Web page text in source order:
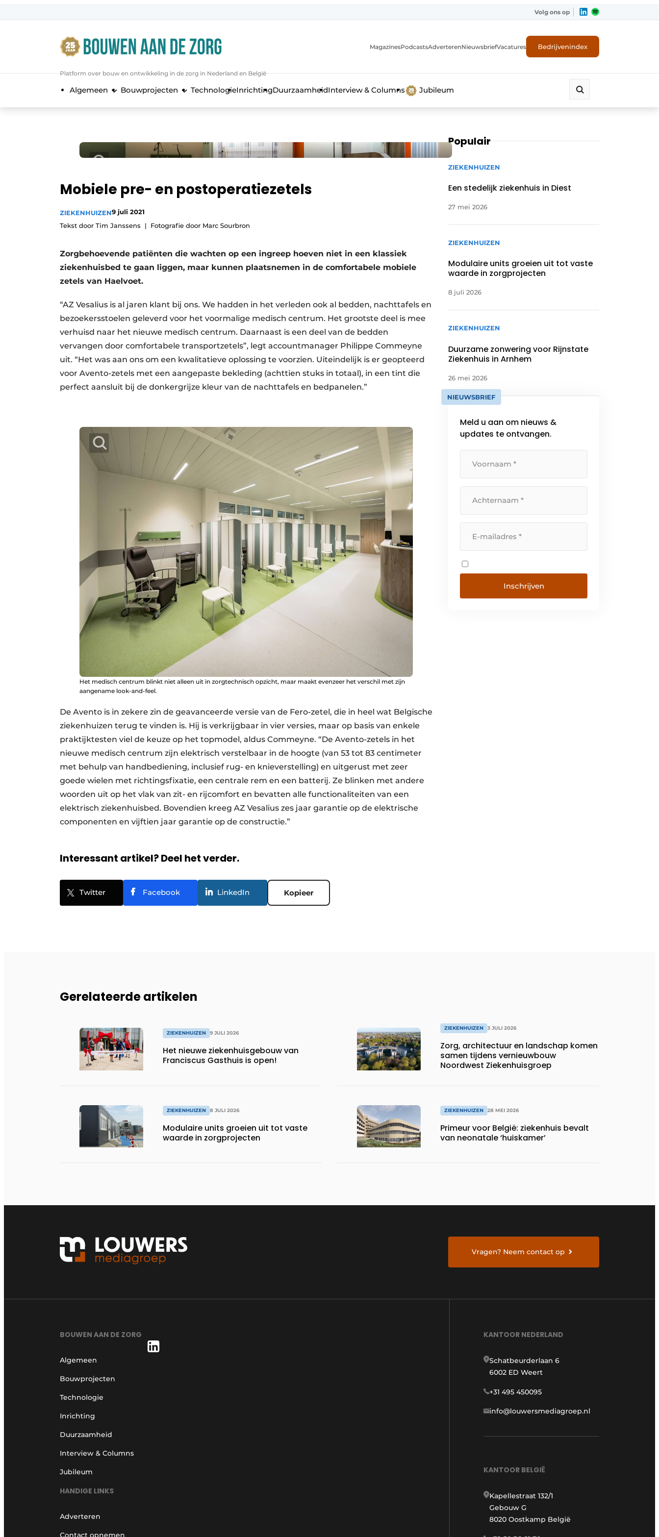
Algemene voorwaarden
Nieuwsbrief
Podcasts
Privacy / Cookie statement
Vacatures
Video’s
Volg ons op
Platform over bouw en ontwikkeling in de zorg in Nederland en België
MagazinesPodcastsAdverterenNieuwsbriefVacatures Bedrijvenindex
Algemeen Bouwprojecten TechnologieInrichtingDuurzaamheidInterview & Columns Jubileum
Mobiele pre- en postoperatiezetels
ZIEKENHUIZEN9 juli 2021
Tekst door Tim Janssens
Fotografie door Marc Sourbron
Zorgbehoevende patiënten die wachten op een ingreep hoeven niet in een klassiek
ziekenhuisbed te gaan liggen, maar kunnen plaatsnemen in de comfortabele mobiele
zetels van Haelvoet.
“AZ Vesalius is al jaren klant bij ons. We hadden in het verleden ook al bedden, nachttafels en
bezoekersstoelen geleverd voor het voormalige medisch centrum. Het grootste deel is mee
verhuisd naar het nieuwe medisch centrum. Daarnaast is een deel van de bedden
vervangen door comfortabele transportzetels”, legt accountmanager Philippe Commeyne
uit. “Het was aan ons om een kwalitatieve oplossing te voorzien. Uiteindelijk is er geopteerd
voor Avento-zetels met een aangepaste bekleding (achttien stuks in totaal), in een tint die
perfect aansluit bij de donkergrijze kleur van de nachttafels en bedpanelen.”
Het medisch centrum blinkt niet alleen uit in zorgtechnisch opzicht, maar maakt evenzeer het verschil met zijn
aangename look-and-feel.
De Avento is in zekere zin de geavanceerde versie van de Fero-zetel, die in heel wat Belgische
ziekenhuizen terug te vinden is. Hij is verkrijgbaar in vier versies, maar op basis van enkele
praktijktesten viel de keuze op het topmodel, aldus Commeyne. “De Avento-zetels in het
nieuwe medisch centrum zijn elektrisch verstelbaar in de hoogte (van 53 tot 83 centimeter
met behulp van handbediening, inclusief rug- en knieverstelling) en uitgerust met zeer
goede wielen met richtingsfixatie, een centrale rem en een batterij. Ze blinken met andere
woorden uit op het vlak van zit- en rijcomfort en bevatten alle functionaliteiten van een
elektrisch ziekenhuisbed. Bovendien kreeg AZ Vesalius zes jaar garantie op de elektrische
componenten en vijftien jaar garantie op de constructie.”
Interessant artikel? Deel het verder.
Twitter Facebook LinkedIn Kopieer
Populair
ZIEKENHUIZEN
Een stedelijk ziekenhuis in Diest
27 mei 2026
ZIEKENHUIZEN
Modulaire units groeien uit tot vaste
waarde in zorgprojecten
8 juli 2026
ZIEKENHUIZEN
Duurzame zonwering voor Rijnstate
Ziekenhuis in Arnhem
26 mei 2026
NIEUWSBRIEF
Meld u aan om nieuws &
updates te ontvangen.
Gerelateerde artikelen
ZIEKENHUIZEN 9 JULI 2026
Het nieuwe ziekenhuisgebouw van
Franciscus Gasthuis is open!
ZIEKENHUIZEN 8 JULI 2026
Modulaire units groeien uit tot vaste
waarde in zorgprojecten
ZIEKENHUIZEN 3 JULI 2026
Zorg, architectuur en landschap komen
samen tijdens vernieuwbouw
Noordwest Ziekenhuisgroep
ZIEKENHUIZEN 28 MEI 2026
Primeur voor België: ziekenhuis bevalt
van neonatale ‘huiskamer’
Vragen? Neem contact op
BOUWEN AAN DE ZORG
Algemeen
Bouwprojecten
Technologie
Inrichting
Duurzaamheid
Interview & Columns
Jubileum
HANDIGE LINKS
Adverteren
Contact opnemen
KANTOOR NEDERLAND
Schatbeurderlaan 6
6002 ED Weert
+31 495 450095
info@louwersmediagroep.nl
KANTOOR BELGIË
Kapellestraat 132/1
Gebouw G
8020 Oostkamp België